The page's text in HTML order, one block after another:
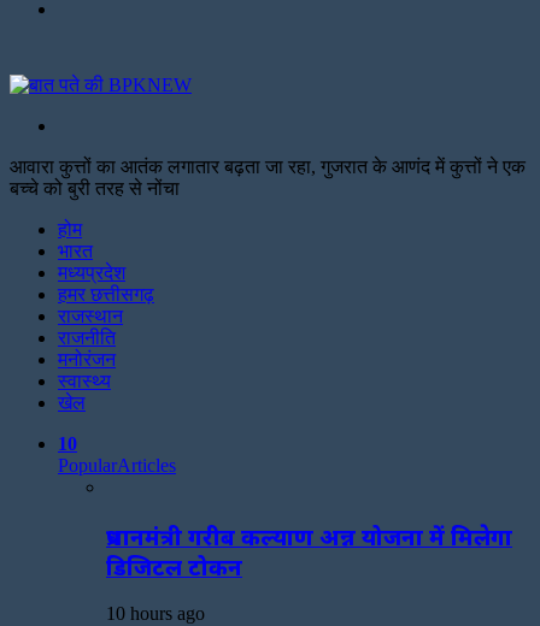
आवारा कुत्तों का आतंक लगातार बढ़ता जा रहा, गुजरात के आणंद में कुत्तों ने एक
बच्चे को बुरी तरह से नोंचा
होम
भारत
मध्यप्रदेश
हमर छत्तीसगढ़
राजस्थान
राजनीति
मनोरंजन
स्वास्थ्य
खेल
10
PopularArticles
प्रधानमंत्री गरीब कल्याण अन्न योजना में मिलेगा
डिजिटल टोकन
10 hours ago